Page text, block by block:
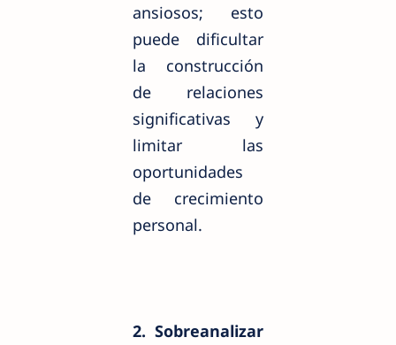
ansiosos; esto
puede dificultar
la construcción
de relaciones
significativas y
limitar las
oportunidades
de crecimiento
personal.
2. Sobreanalizar